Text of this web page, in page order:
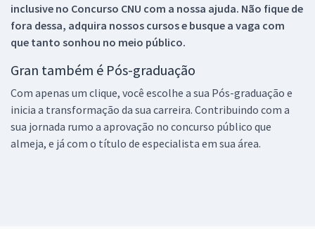
inclusive no Concurso CNU com a nossa ajuda. Não fique de
fora dessa, adquira nossos cursos e busque a vaga com
que tanto sonhou no meio público.
Gran também é Pós-graduação
Com apenas um clique, você escolhe a sua Pós-graduação e
inicia a transformação da sua carreira. Contribuindo com a
sua jornada rumo a aprovação no concurso público que
almeja, e já com o título de especialista em sua área.